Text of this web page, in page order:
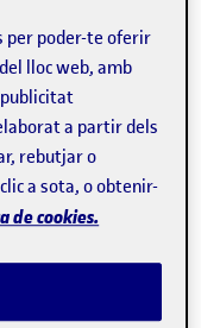
les persones
del cos o de
També
però és un
superior
per poder-te oferir
lloc web, amb
a partir dels
rebutjar o
a sota, o obtenir-
de cookies.